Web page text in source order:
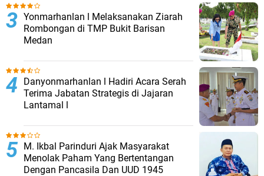
Yonmarhanlan l Melaksanakan Ziarah
Rombongan di TMP Bukit Barisan
Medan
Danyonmarhanlan l Hadiri Acara Serah
Terima Jabatan Strategis di Jajaran
Lantamal l
M. Ikbal Parinduri Ajak Masyarakat
Menolak Paham Yang Bertentangan
Dengan Pancasila Dan UUD 1945